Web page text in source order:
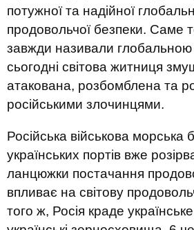
потужної та надійної
продовольчої безпеки. Саме
завжди називали
сьогодні світова житниця
атакована, розбомблена та
російськими злочинцями.
Російська військова морська
українських портів вже
ланцюжки постачання
впливає на світову
того ж, Росія краде